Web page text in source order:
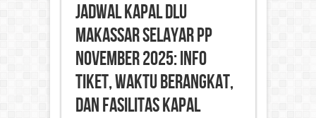
Jadwal Kapal DLU
Makassar Selayar PP
November 2025: Info
Tiket, Waktu Berangkat,
dan Fasilitas Kapal